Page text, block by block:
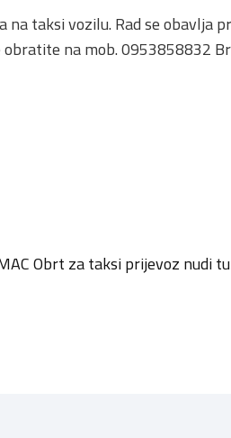
taksi vozilu. Rad se obavlja
obratite na mob. 0953858832